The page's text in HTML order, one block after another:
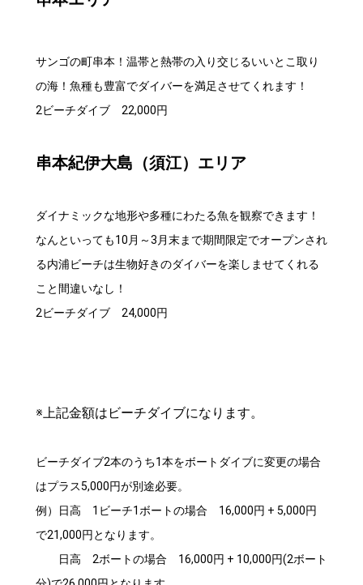
サンゴの町串本！温帯と熱帯の入り交じるいいとこ取り
の海！魚種も豊富でダイバーを満足させてくれます！
2ビーチダイブ 22,000円
串本紀伊大島（須江）エリア
ダイナミックな地形や多種にわたる魚を観察できます！
なんといっても10月～3月末まで期間限定でオープンされ
る内浦ビーチは生物好きのダイバーを楽しませてくれる
こと間違いなし！
2ビーチダイブ 24,000円
※上記金額はビーチダイブになります。
ビーチダイブ2本のうち1本をボートダイブに変更の場合
はプラス5,000円が別途必要。
例）日高 1ビーチ1ボートの場合 16,000円 + 5,000円
で21,000円となります。
日高 2ボートの場合 16,000円 + 10,000円(2ボート